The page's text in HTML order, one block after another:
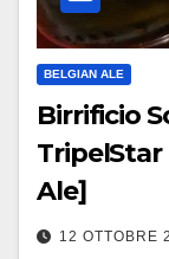
BELGIAN ALE
Birrificio
Ale]
12 OTTOBRE